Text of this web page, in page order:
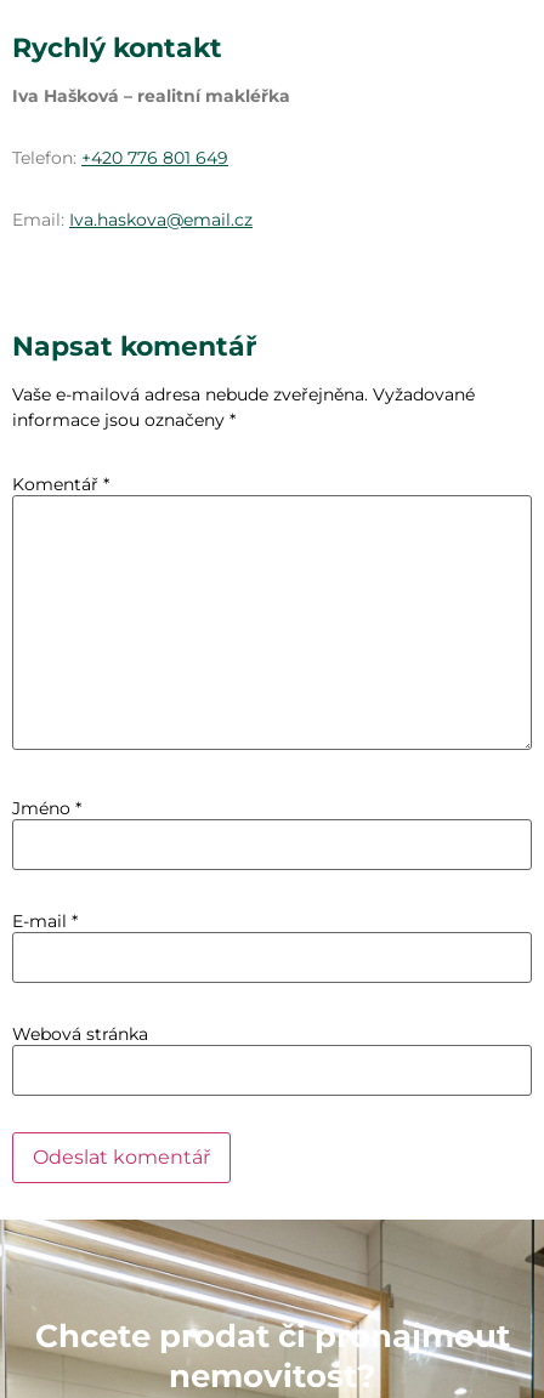
Rychlý kontakt
Iva Hašková – realitní makléřka
Telefon: +420 776 801 649
Email: Iva.haskova@email.cz
Napsat komentář
Vaše e-mailová adresa nebude zveřejněna. Vyžadované
informace jsou označeny *
Komentář *
Jméno *
E-mail *
Webová stránka
Chcete prodat či pronajmout
nemovitost?